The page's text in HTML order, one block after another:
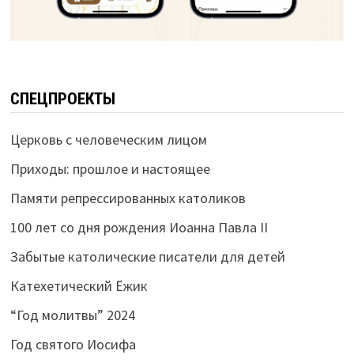
СПЕЦПРОЕКТЫ
Церковь с человеческим лицом
Приходы: прошлое и настоящее
Памяти репрессированных католиков
100 лет со дня рождения Иоанна Павла II
Забытые католические писатели для детей
Катехетический Ёжик
“Год молитвы” 2024
Год святого Иосифа